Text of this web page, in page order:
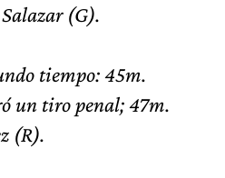
(G).
tiempo: 45m.
un tiro penal; 47m.
(R).